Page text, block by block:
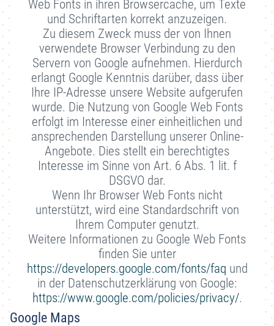
Web Fonts in ihren Browsercache, um Texte
und Schriftarten korrekt anzuzeigen.
Zu diesem Zweck muss der von Ihnen
verwendete Browser Verbindung zu den
Servern von Google aufnehmen. Hierdurch
erlangt Google Kenntnis darüber, dass über
Ihre IP-Adresse unsere Website aufgerufen
wurde. Die Nutzung von Google Web Fonts
erfolgt im Interesse einer einheitlichen und
ansprechenden Darstellung unserer Online-
Angebote. Dies stellt ein berechtigtes
Interesse im Sinne von Art. 6 Abs. 1 lit. f
DSGVO dar.
Wenn Ihr Browser Web Fonts nicht
unterstützt, wird eine Standardschrift von
Ihrem Computer genutzt.
Weitere Informationen zu Google Web Fonts
finden Sie unter
https://developers.google.com/fonts/faq und
in der Datenschutzerklärung von Google:
https://www.google.com/policies/privacy/.
Google Maps